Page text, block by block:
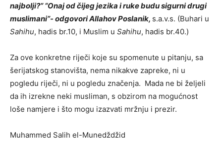
najbolji?” “Onaj od čijeg jezika i ruke budu sigurni drugi
muslimani”- odgovori Allahov Poslanik, s.a.v.s. (Buhari u
Sahihu, hadis br.10, i Muslim u Sahihu, hadis br.40.)
Za ove konkretne riječi koje su spomenute u pitanju, sa
šerijatskog stanovišta, nema nikakve zapreke, ni u
pogledu riječi, ni u pogledu značenja. Mada ne bi željeli
da ih izrekne neki musliman, s obzirom na mogućnost
loše namjere i što mogu izazvati mržnju i prezir.
Muhammed Salih el-Munedždžid